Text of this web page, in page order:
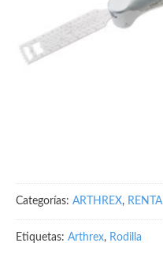
Categorías: ARTHREX,
Etiquetas: Arthrex, Rodilla